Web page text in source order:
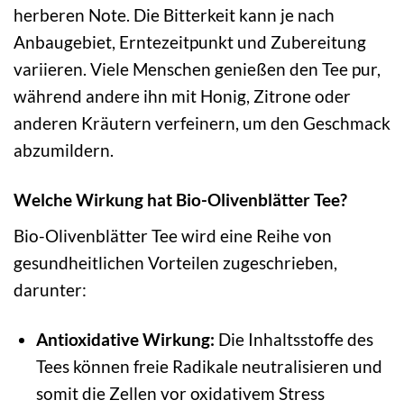
herberen Note. Die Bitterkeit kann je nach
Anbaugebiet, Erntezeitpunkt und Zubereitung
variieren. Viele Menschen genießen den Tee pur,
während andere ihn mit Honig, Zitrone oder
anderen Kräutern verfeinern, um den Geschmack
abzumildern.
Welche Wirkung hat Bio-Olivenblätter Tee?
Bio-Olivenblätter Tee wird eine Reihe von
gesundheitlichen Vorteilen zugeschrieben,
darunter:
Antioxidative Wirkung: Die Inhaltsstoffe des
Tees können freie Radikale neutralisieren und
somit die Zellen vor oxidativem Stress